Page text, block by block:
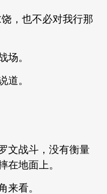
，也不必对我行那
场。
道。
文战斗，没有衡量
在地面上。
来看。